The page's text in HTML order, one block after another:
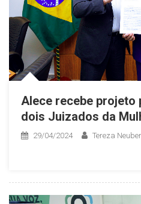
Alece recebe projeto
dois Juizados da
29/04/2024 Tereza